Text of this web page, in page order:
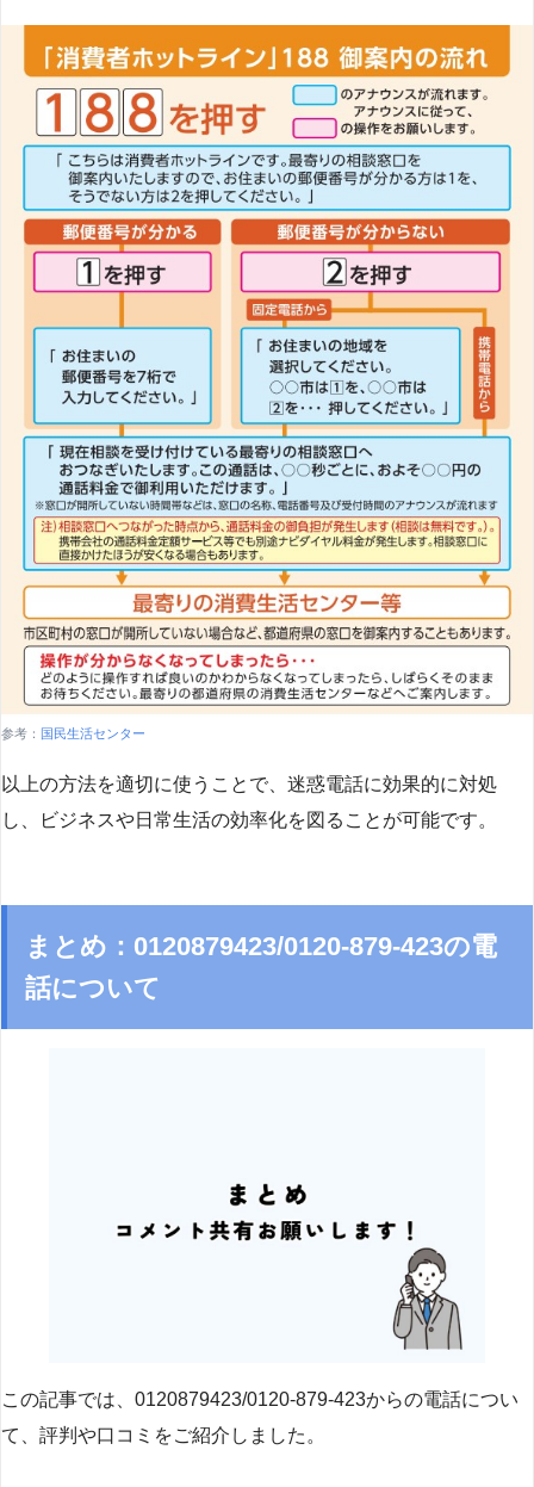
参考： 国民生活センター
以上の方法を適切に使うことで、迷惑電話に効果的に対処
し、ビジネスや日常生活の効率化を図ることが可能です。
まとめ：0120879423/0120-879-423の電
話について
この記事では、0120879423/0120-879-423からの電話につい
て、評判や口コミをご紹介しました。